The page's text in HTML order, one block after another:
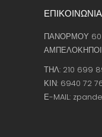
ΕΠΙΚΟΙΝΩΝΙΑ
ΠΑΝΟΡΜΟΥ 60
ΑΜΠΕΛΟΚΗΠΟΙ
ΤΗΛ: 210 699
ΚΙΝ: 6940 72
Ε-MAIL: